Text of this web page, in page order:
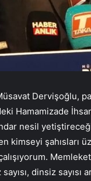
Dervişoğlu,
Hamamizade
nesil
kimseyi
dinsiz sayısı